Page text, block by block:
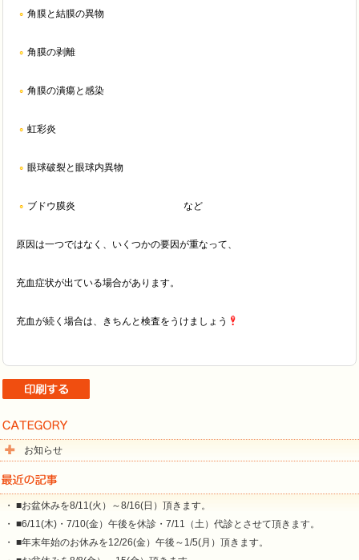
角膜と結膜の異物
角膜の剥離
角膜の潰瘍と感染
虹彩炎
眼球破裂と眼球内異物
ブドウ膜炎 など
原因は一つではなく、いくつかの要因が重なって、
充血症状が出ている場合があります。
充血が続く場合は、きちんと検査をうけましょう
お知らせ
・ ■お盆休みを8/11(火）～8/16(日）頂きます。
・ ■6/11(木)・7/10(金）午後を休診・7/11（土）代診とさせて頂きます。
・ ■年末年始のお休みを12/26(金）午後～1/5(月）頂きます。